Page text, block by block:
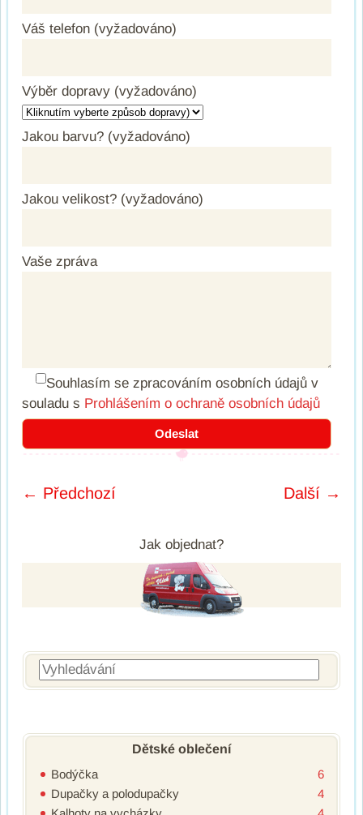
Váš telefon (vyžadováno)
Výběr dopravy (vyžadováno)
Jakou barvu? (vyžadováno)
Jakou velikost? (vyžadováno)
Vaše zpráva
Souhlasím se zpracováním osobních údajů v
souladu s Prohlášením o ochraně osobních údajů
← Předchozí Další →
Jak objednat?
Vyhledávání
Dětské oblečení
Bodýčka
6
Dupačky a polodupačky
4